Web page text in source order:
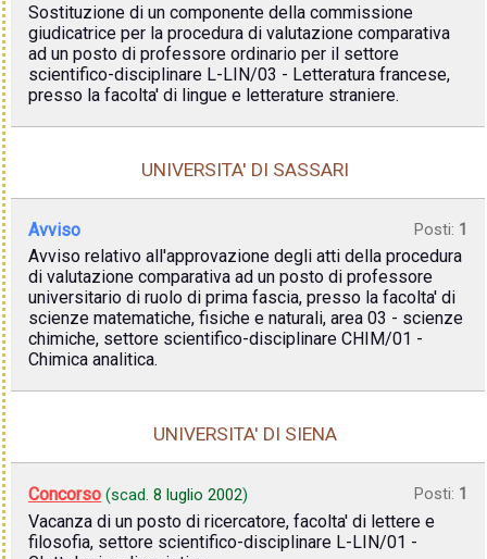
Sostituzione di un componente della commissione
giudicatrice per la procedura di valutazione comparativa
ad un posto di professore ordinario per il settore
scientifico-disciplinare L-LIN/03 - Letteratura francese,
presso la facolta' di lingue e letterature straniere.
UNIVERSITA' DI SASSARI
Avviso Posti: 1
Avviso relativo all'approvazione degli atti della procedura
di valutazione comparativa ad un posto di professore
universitario di ruolo di prima fascia, presso la facolta' di
scienze matematiche, fisiche e naturali, area 03 - scienze
chimiche, settore scientifico-disciplinare CHIM/01 -
Chimica analitica.
UNIVERSITA' DI SIENA
Concorso (scad. 8 luglio 2002) Posti: 1
Vacanza di un posto di ricercatore, facolta' di lettere e
filosofia, settore scientifico-disciplinare L-LIN/01 -